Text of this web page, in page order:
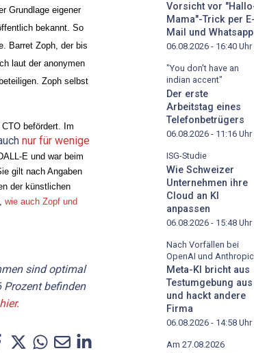
Grundlage eigener
bekannt. So
Barret Zoph, der bis
laut der anonymen
Zoph selbst
befördert. Im
nur für wenige
E und war beim
gilt nach Angaben
der künstlichen
sind optimal
Prozent befinden
Vorsicht vor
Mama"-Trick per E-
Mail und Whatsapp
06.08.2026 - 16:40 Uhr
"You don't have an
indian accent"
Der erste
Arbeitstag eines
Telefonbetrügers
06.08.2026 - 11:16 Uhr
ISG-Studie
Wie Schweizer
Unternehmen ihre
Cloud an KI
anpassen
06.08.2026 - 15:48 Uhr
Nach Vorfällen bei
OpenAI und Anthropic
Meta-KI bricht aus
Testumgebung aus
und hackt andere
Firma
06.08.2026 - 14:58 Uhr
Am 27.08.2026